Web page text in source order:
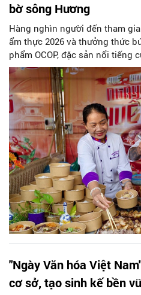
bờ sông Hương
Hàng nghìn người đến tham
ẩm thực 2026 và thưởng thức
phẩm OCOP, đặc sản nổi tiếng
nước tại Công viên Thương
Huế).
"Ngày Văn hóa Việt
cơ sở, tạo sinh kế bền